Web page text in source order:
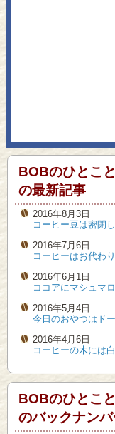
BOBのひとこ
の最新記事
2016年8月3日
コーヒー豆は密閉
2016年7月6日
コーヒーはお代わ
2016年6月1日
ココアにマシュマ
2016年5月4日
今日のおやつはド
2016年4月6日
コーヒーの木には
BOBのひとこ
のバックナンバ